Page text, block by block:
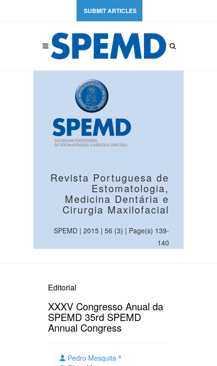
SUBMIT ARTICLES
Revista Portuguesa de
Estomatologia,
Medicina Dentária e
Cirurgia Maxilofacial
SPEMD | 2015 | 56 (3) | Page(s) 139-
140
Editorial
XXXV Congresso Anual da
SPEMD 35rd SPEMD
Annual Congress
Pedro Mesquita a